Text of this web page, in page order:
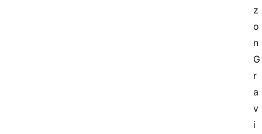
z
o
n
G
r
a
v
i